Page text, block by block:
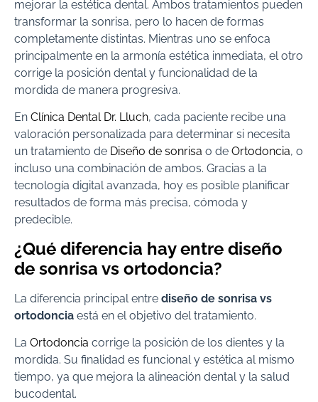
mejorar la estética dental. Ambos tratamientos pueden
transformar la sonrisa, pero lo hacen de formas
completamente distintas. Mientras uno se enfoca
principalmente en la armonía estética inmediata, el otro
corrige la posición dental y funcionalidad de la
mordida de manera progresiva.
En Clínica Dental Dr. Lluch, cada paciente recibe una
valoración personalizada para determinar si necesita
un tratamiento de Diseño de sonrisa o de Ortodoncia, o
incluso una combinación de ambos. Gracias a la
tecnología digital avanzada, hoy es posible planificar
resultados de forma más precisa, cómoda y
predecible.
¿Qué diferencia hay entre diseño
de sonrisa vs ortodoncia?
La diferencia principal entre diseño de sonrisa vs
ortodoncia está en el objetivo del tratamiento.
La Ortodoncia corrige la posición de los dientes y la
mordida. Su finalidad es funcional y estética al mismo
tiempo, ya que mejora la alineación dental y la salud
bucodental.